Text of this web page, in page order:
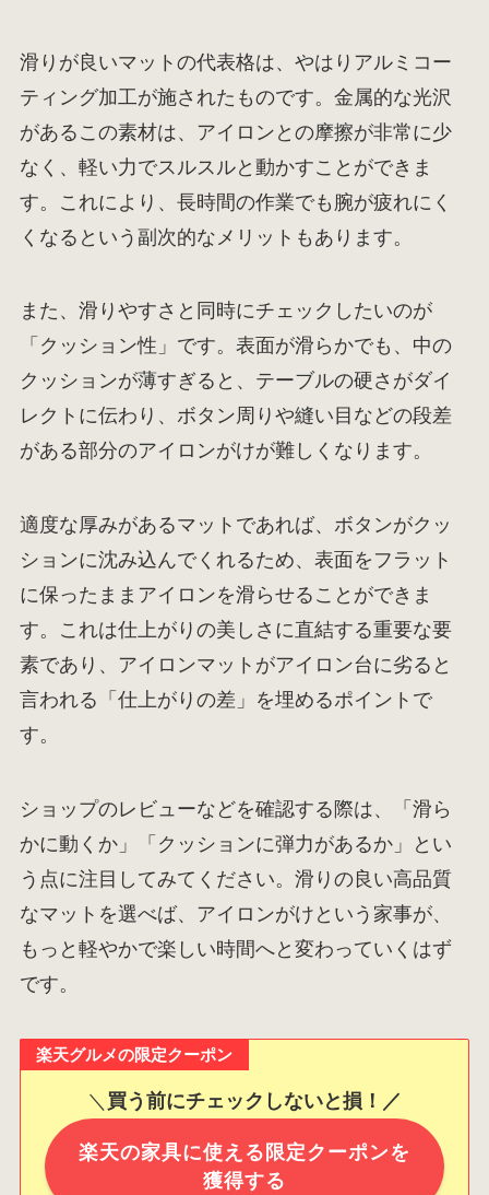
滑りが良いマットの代表格は、やはりアルミコー
ティング加工が施されたものです。金属的な光沢
があるこの素材は、アイロンとの摩擦が非常に少
なく、軽い力でスルスルと動かすことができま
す。これにより、長時間の作業でも腕が疲れにく
くなるという副次的なメリットもあります。
また、滑りやすさと同時にチェックしたいのが
「クッション性」です。表面が滑らかでも、中の
クッションが薄すぎると、テーブルの硬さがダイ
レクトに伝わり、ボタン周りや縫い目などの段差
がある部分のアイロンがけが難しくなります。
適度な厚みがあるマットであれば、ボタンがクッ
ションに沈み込んでくれるため、表面をフラット
に保ったままアイロンを滑らせることができま
す。これは仕上がりの美しさに直結する重要な要
素であり、アイロンマットがアイロン台に劣ると
言われる「仕上がりの差」を埋めるポイントで
す。
ショップのレビューなどを確認する際は、「滑ら
かに動くか」「クッションに弾力があるか」とい
う点に注目してみてください。滑りの良い高品質
なマットを選べば、アイロンがけという家事が、
もっと軽やかで楽しい時間へと変わっていくはず
です。
楽天グルメの限定クーポン
＼ 買う前にチェックしないと損！／
楽天の家具に使える限定クーポンを
獲得する